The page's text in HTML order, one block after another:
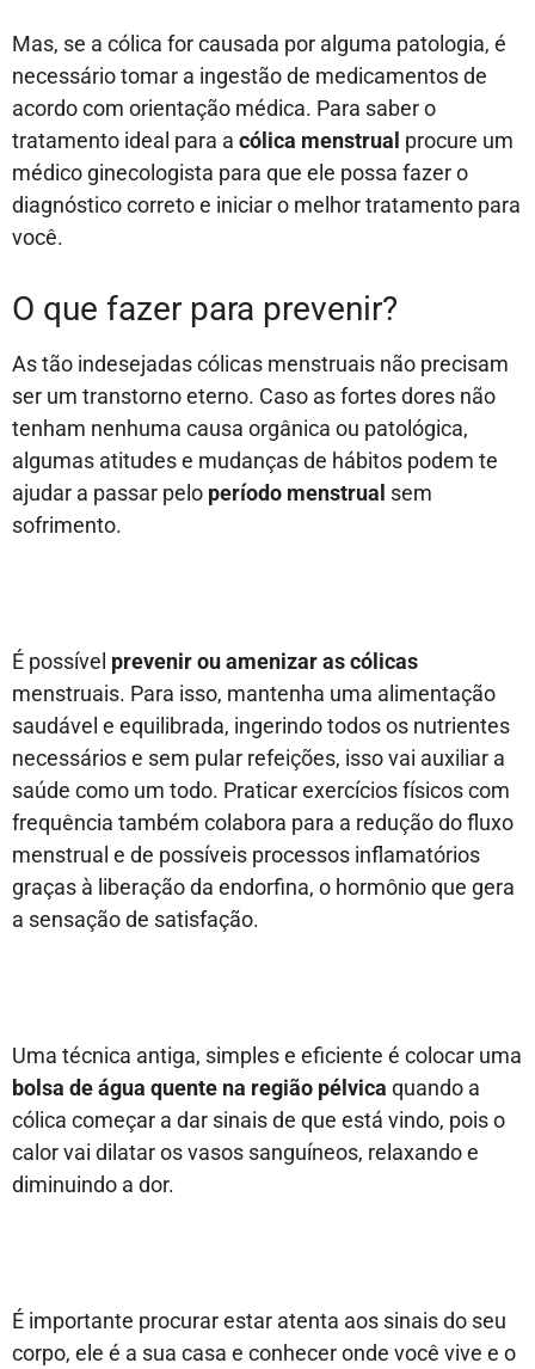
Mas, se a cólica for causada por alguma patologia, é
necessário tomar a ingestão de medicamentos de
acordo com orientação médica. Para saber o
tratamento ideal para a cólica menstrual procure um
médico ginecologista para que ele possa fazer o
diagnóstico correto e iniciar o melhor tratamento para
você.
O que fazer para prevenir?
As tão indesejadas cólicas menstruais não precisam
ser um transtorno eterno. Caso as fortes dores não
tenham nenhuma causa orgânica ou patológica,
algumas atitudes e mudanças de hábitos podem te
ajudar a passar pelo período menstrual sem
sofrimento.
É possível prevenir ou amenizar as cólicas
menstruais. Para isso, mantenha uma alimentação
saudável e equilibrada, ingerindo todos os nutrientes
necessários e sem pular refeições, isso vai auxiliar a
saúde como um todo. Praticar exercícios físicos com
frequência também colabora para a redução do fluxo
menstrual e de possíveis processos inflamatórios
graças à liberação da endorfina, o hormônio que gera
a sensação de satisfação.
Uma técnica antiga, simples e eficiente é colocar uma
bolsa de água quente na região pélvica quando a
cólica começar a dar sinais de que está vindo, pois o
calor vai dilatar os vasos sanguíneos, relaxando e
diminuindo a dor.
É importante procurar estar atenta aos sinais do seu
corpo, ele é a sua casa e conhecer onde você vive e o